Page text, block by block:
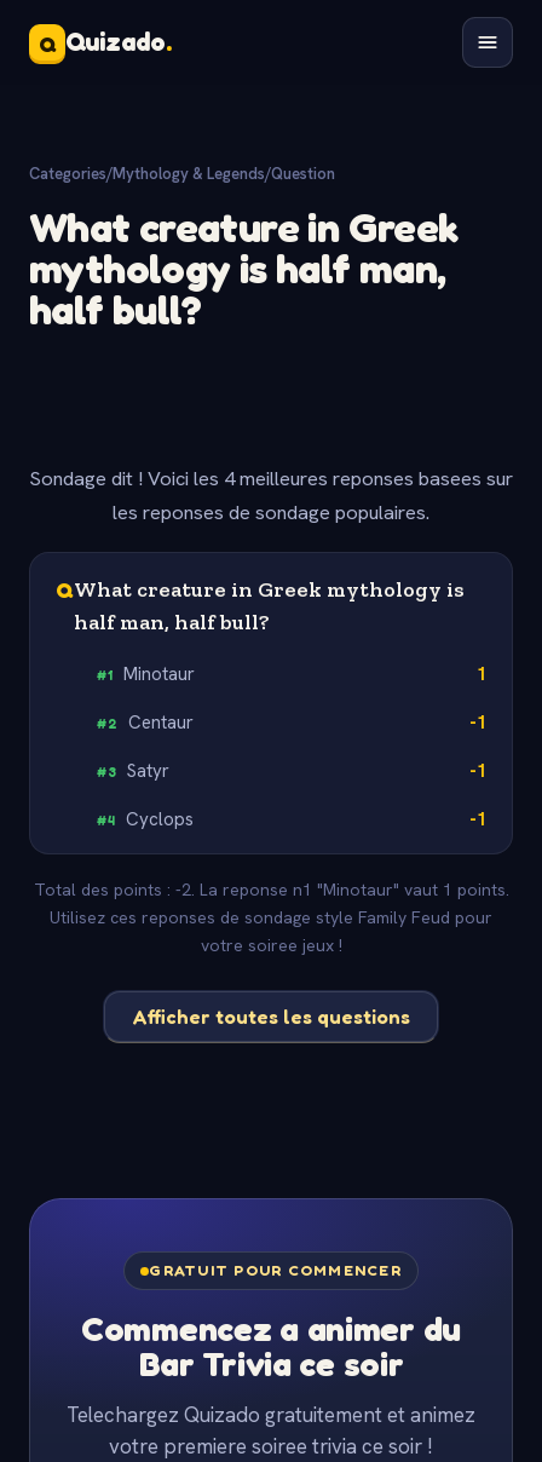
Q Quizado.
Categories/Mythology & Legends/Question
What creature in Greek
mythology is half man,
half bull?
Sondage dit ! Voici les 4 meilleures reponses basees sur
les reponses de sondage populaires.
QWhat creature in Greek mythology is
half man, half bull?
#1 Minotaur 1
#2 Centaur -1
#3 Satyr -1
#4 Cyclops -1
Total des points : -2. La reponse n1 "Minotaur" vaut 1 points.
Utilisez ces reponses de sondage style Family Feud pour
votre soiree jeux !
Afficher toutes les questions
GRATUIT POUR COMMENCER
Commencez a animer du
Bar Trivia ce soir
Telechargez Quizado gratuitement et animez
votre premiere soiree trivia ce soir !